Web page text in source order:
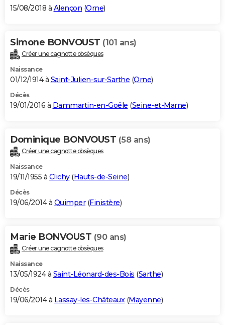
15/08/2018 à Alençon (Orne)
Simone BONVOUST (101 ans)
Créer une cagnotte obsèques
Naissance
01/12/1914 à Saint-Julien-sur-Sarthe (Orne)
Décès
19/01/2016 à Dammartin-en-Goële (Seine-et-Marne)
Dominique BONVOUST (58 ans)
Créer une cagnotte obsèques
Naissance
19/11/1955 à Clichy(Hauts-de-Seine)
Décès
19/06/2014 à Quimper(Finistère)
Marie BONVOUST (90 ans)
Créer une cagnotte obsèques
Naissance
13/05/1924 à Saint-Léonard-des-Bois (Sarthe)
Décès
19/06/2014 à Lassay-les-Châteaux(Mayenne)